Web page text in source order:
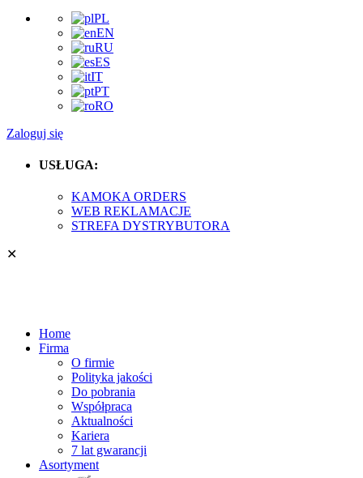
PL
EN
RU
ES
IT
PT
RO
Zaloguj się
USŁUGA:
KAMOKA ORDERS
WEB REKLAMACJE
STREFA DYSTRYBUTORA
✕
Home
Firma
O firmie
Polityka jakości
Do pobrania
Współpraca
Aktualności
Kariera
7 lat gwarancji
Asortyment